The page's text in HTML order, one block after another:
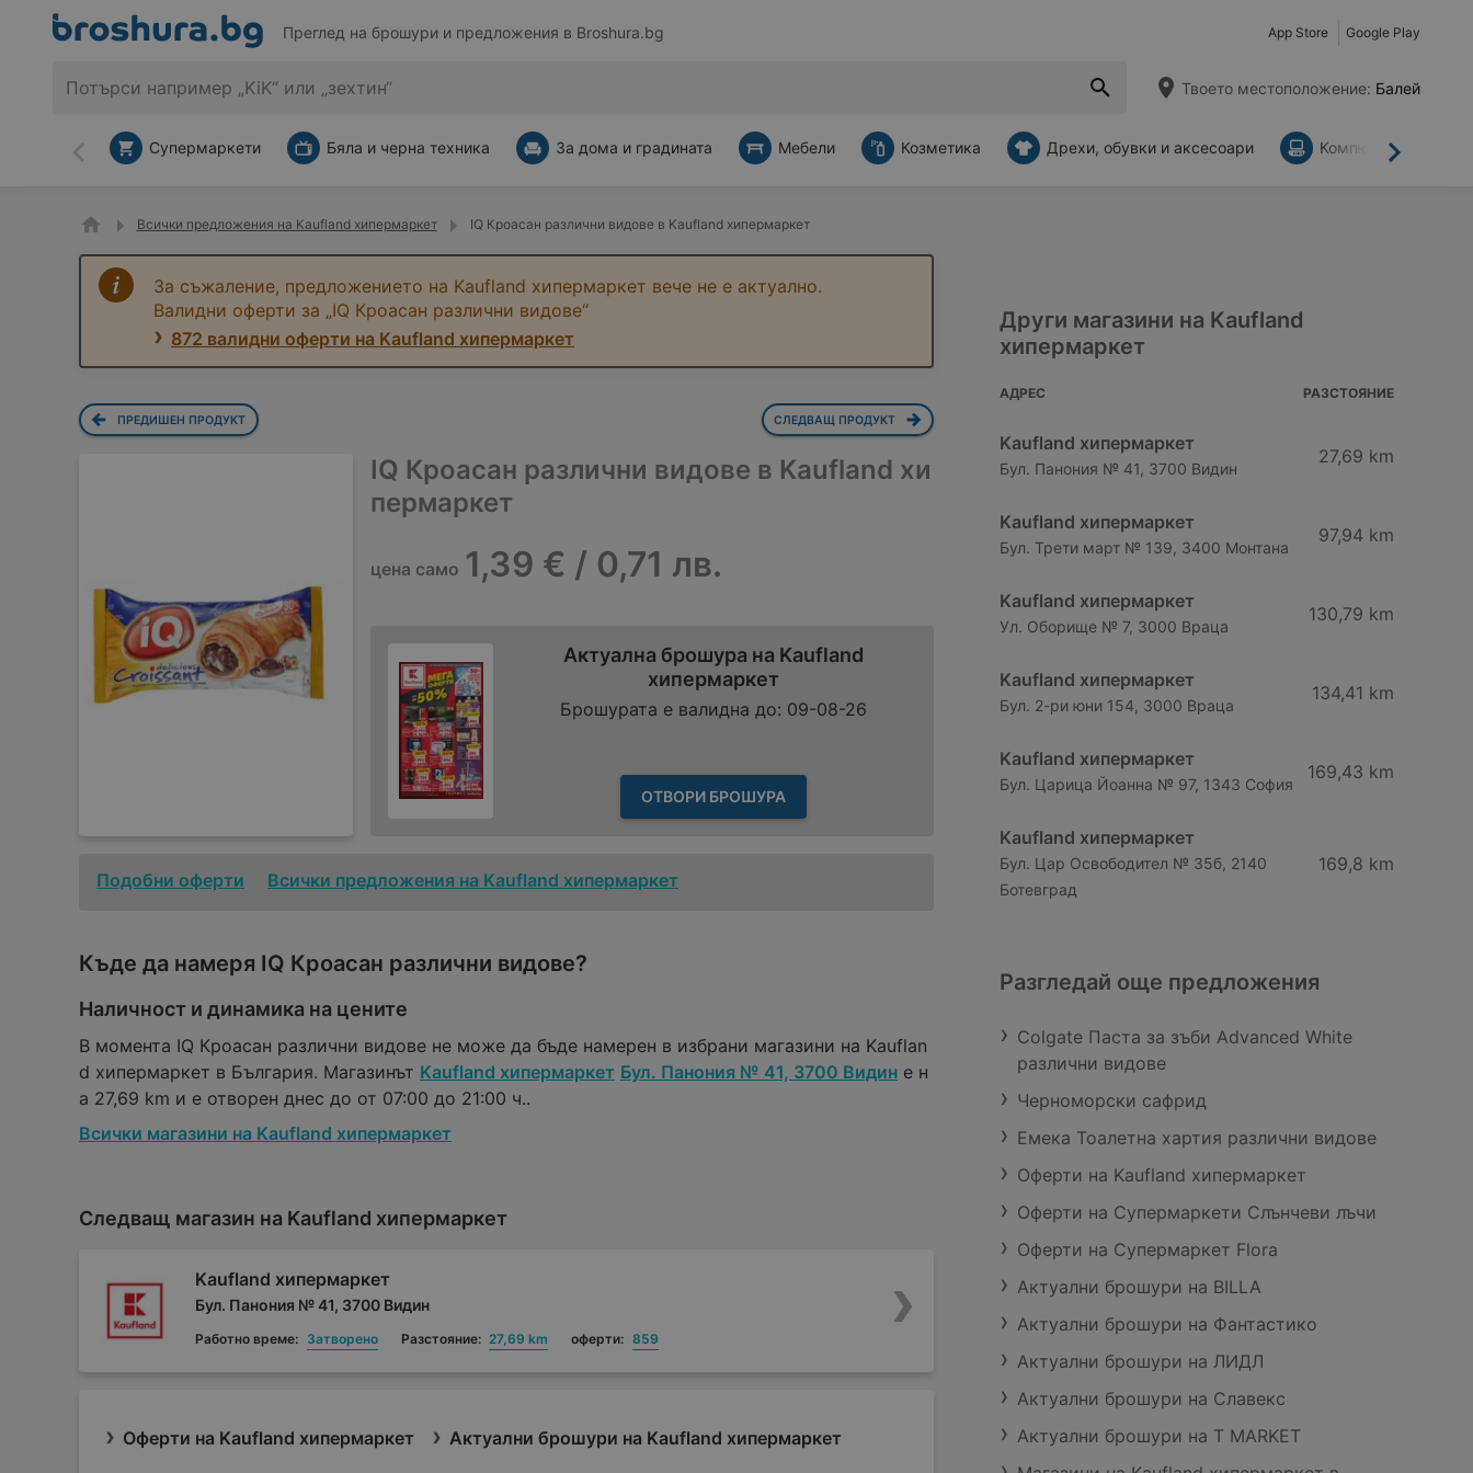
Преглед на брошури и предложения в Broshura.bg App Store Google Play
Твоето местоположение: Балей
Назад Напред
Супермаркети Бяла и черна техника За дома и градината Мебели Козметика Дрехи, обувки и аксесоари Компютри и
Всички предложения на Kaufland хипермаркет IQ Кроасан различни видове в Kaufland хипермаркет
За съжаление, предложението на Kaufland хипермаркет вече не е актуално.
Валидни оферти за „IQ Кроасан различни видове“
872 валидни оферти на Kaufland хипермаркет
ПРЕДИШЕН ПРОДУКТ СЛЕДВАЩ ПРОДУКТ
IQ Кроасан различни видове в Kaufland хи
пермаркет
цена само 1,39 € / 0,71 лв.
Актуална брошура на Kaufland
хипермаркет
Брошурата е валидна до: 09-08-26
ОТВОРИ БРОШУРА
Подобни оферти Всички предложения на Kaufland хипермаркет
Къде да намеря IQ Кроасан различни видове?
Наличност и динамика на цените
В момента IQ Кроасан различни видове не може да бъде намерен в избрани магазини на Kauflan
d хипермаркет в България. Магазинът Kaufland хипермаркет Бул. Панония № 41, 3700 Видин е н
а 27,69 km и е отворен днес до от 07:00 до 21:00 ч..
Всички магазини на Kaufland хипермаркет
Следващ магазин на Kaufland хипермаркет
Kaufland хипермаркет
Бул. Панония № 41, 3700 Видин
Работно време: Затворено Разстояние: 27,69 km оферти: 859
Оферти на Kaufland хипермаркет
Актуални брошури на Kaufland хипермаркет
Други магазини на Kaufland
хипермаркет
АДРЕС РАЗСТОЯНИЕ
Kaufland хипермаркет
Бул. Панония № 41, 3700 Видин
27,69 km
Kaufland хипермаркет
Бул. Трети март № 139, 3400 Монтана
97,94 km
Kaufland хипермаркет
Ул. Оборище № 7, 3000 Враца
130,79 km
Kaufland хипермаркет
Бул. 2-ри юни 154, 3000 Враца
134,41 km
Kaufland хипермаркет
Бул. Царица Йоанна № 97, 1343 София
169,43 km
Kaufland хипермаркет
Бул. Цар Освободител № 35б, 2140
Ботевград
169,8 km
Разгледай още предложения
Colgate Паста за зъби Advanced White
различни видове
Черноморски сафрид
Емека Тоалетна хартия различни видове
Оферти на Kaufland хипермаркет
Оферти на Супермаркети Слънчеви лъчи
Оферти на Супермаркет Flora
Актуални брошури на BILLA
Актуални брошури на Фантастико
Актуални брошури на ЛИДЛ
Актуални брошури на Славекс
Актуални брошури на T MARKET